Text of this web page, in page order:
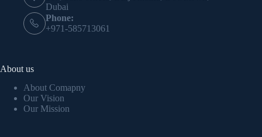
Dubai
Phone:
+971-585713061
About us
About Comapny
Our Vision
Our Mission